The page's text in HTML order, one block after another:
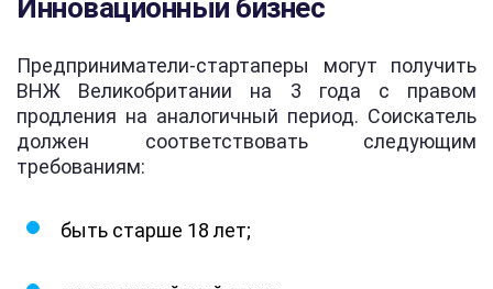
Инновационный бизнес
Предприниматели-стартаперы могут получить
ВНЖ Великобритании на 3 года с правом
продления на аналогичный период. Соискатель
должен соответствовать следующим
требованиям:
быть старше 18 лет;